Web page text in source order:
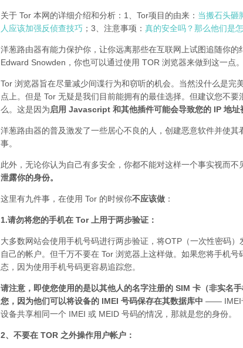
关于 Tor 本网的详细介绍和分析：1、Tor项目的由来： 当搬石头砸
人应该加强反侦查技巧 ；3、注意事项： 真的安全吗？那么他们是
洋葱路由器有能力保护你，让你远离那些在互联网上试图追随你
Edward Snowden，你也可以通过使用 TOR 浏览器来做到这一点。
Tor 浏览器旨在尽量减少间谍行为和窃听的机会。当然没什么是完
点上。但是 Tor 无疑是我们目前能拥有的最佳选择。但建议您不
么。这是因为启用 Javascript 和其他插件可能会导致您的 IP 地址
洋葱路由器的普及激发了一些居心不良的人，创建恶意软件并使
事。
此外，无论你认为自己有多安全，你都不能对这样一个事实视而不
泄露你的身份。
这里有九件事，在使用 Tor 的时候你不应该做 ：
1.请勿将您的手机在 Tor 上用于两步验证：
大多数网站会使用手机号码进行两步验证，将OTP（一次性密码
自己的帐户。但千万不要在 Tor 浏览器上这样做。如果您将手机
态，因为使用手机号码更容易追踪您。
请注意，即使您使用的是以其他人的名字注册的 SIM 卡（非实名
您，因为他们可以将设备的 IMEI 号码保存在其数据库中 —— IMEI
设备共享相同一个 IMEI 或 MEID 号码的情况，那就是您的身份。
2、不要在 TOR 之外操作用户帐户：